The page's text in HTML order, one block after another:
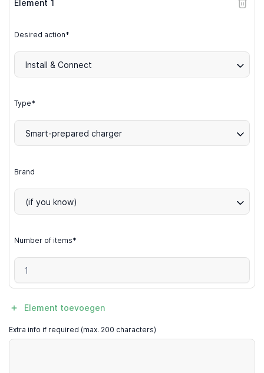
Element 1
Desired action*
Install & Connect
Type*
Smart-prepared charger
Brand
(if you know)
Number of items*
Element toevoegen
Extra info if required (max. 200 characters)